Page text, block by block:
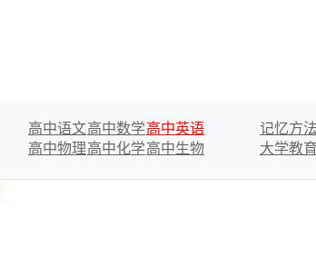
高中语文高中数学高中英语
高中物理高中化学高中生物
记忆方法
大学教育